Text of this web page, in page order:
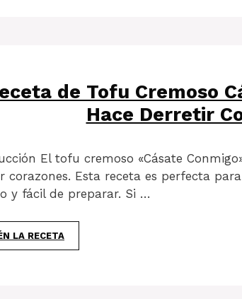
de Tofu Cremoso
Hace Derretir
El tofu cremoso «Cásate
corazones. Esta receta es perfecta
y fácil de preparar. Si …
LA RECETA